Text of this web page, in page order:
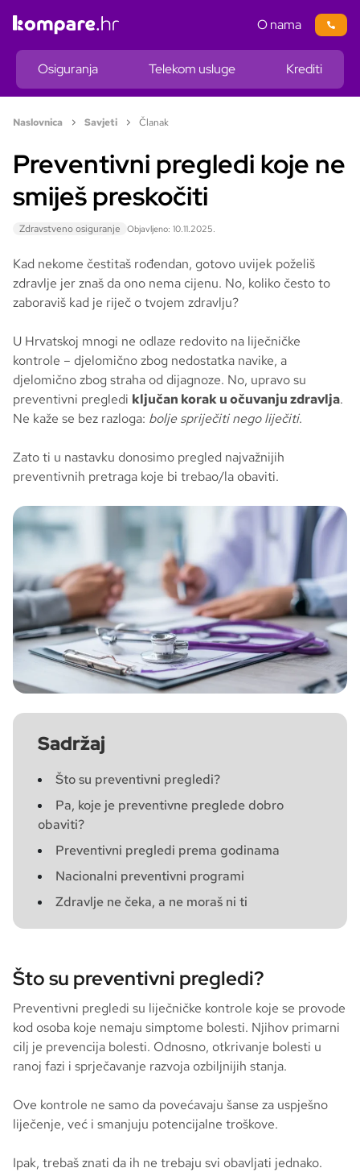
Osiguranja Telekom usluge Krediti
O nama
Naslovnica Savjeti Članak
Preventivni pregledi koje ne
smiješ preskočiti
Zdravstveno osiguranje Objavljeno: 10.11.2025.
Kad nekome čestitaš rođendan, gotovo uvijek poželiš
zdravlje jer znaš da ono nema cijenu. No, koliko često to
zaboraviš kad je riječ o tvojem zdravlju?
U Hrvatskoj mnogi ne odlaze redovito na liječničke
kontrole – djelomično zbog nedostatka navike, a
djelomično zbog straha od dijagnoze. No, upravo su
preventivni pregledi ključan korak u očuvanju zdravlja.
Ne kaže se bez razloga: bolje spriječiti nego liječiti.
Zato ti u nastavku donosimo pregled najvažnijih
preventivnih pretraga koje bi trebao/la obaviti.
Sadržaj
Što su preventivni pregledi?
Pa, koje je preventivne preglede dobro
obaviti?
Preventivni pregledi prema godinama
Nacionalni preventivni programi
Zdravlje ne čeka, a ne moraš ni ti
Što su preventivni pregledi?
Preventivni pregledi su liječničke kontrole koje se provode
kod osoba koje nemaju simptome bolesti. Njihov primarni
cilj je prevencija bolesti. Odnosno, otkrivanje bolesti u
ranoj fazi i sprječavanje razvoja ozbiljnijih stanja.
Ove kontrole ne samo da povećavaju šanse za uspješno
liječenje, već i smanjuju potencijalne troškove.
Ipak, trebaš znati da ih ne trebaju svi obavljati jednako.